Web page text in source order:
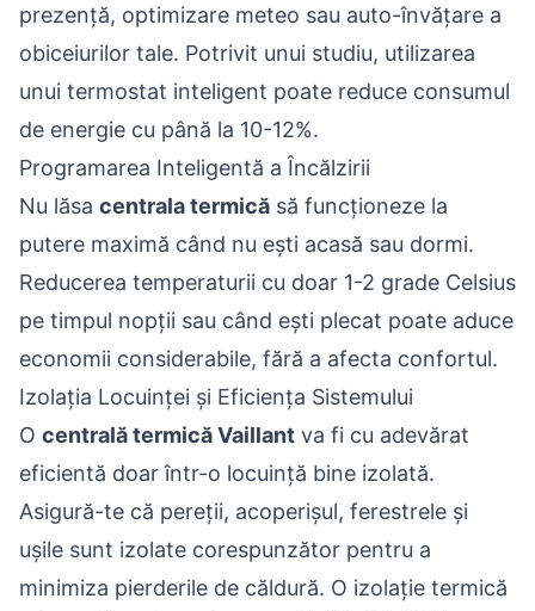
prezență, optimizare meteo sau auto-învățare a
obiceiurilor tale. Potrivit unui studiu, utilizarea
unui termostat inteligent poate reduce consumul
de energie cu până la 10-12%.
Programarea Inteligentă a Încălzirii
Nu lăsa centrala termică să funcționeze la
putere maximă când nu ești acasă sau dormi.
Reducerea temperaturii cu doar 1-2 grade Celsius
pe timpul nopții sau când ești plecat poate aduce
economii considerabile, fără a afecta confortul.
Izolația Locuinței și Eficiența Sistemului
O centrală termică Vaillant va fi cu adevărat
eficientă doar într-o locuință bine izolată.
Asigură-te că pereții, acoperișul, ferestrele și
ușile sunt izolate corespunzător pentru a
minimiza pierderile de căldură. O izolație termică